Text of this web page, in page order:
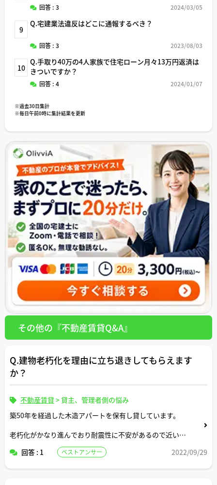
回答 : 3 2024/03/05
9
Q.宅建業法違反はどこに通報するべき？
回答 : 3 2023/08/03
10
Q.手取り40万の4人家族で住宅ローン月々13万円返済は
きついですか？
回答 : 4 2024/01/07
※過去30日集計
※毎日午前0時に集計結果を更新
その他の『不動産賃貸Q&A』
Q.建物老朽化を理由に立ち退きしてもらえます
か？
不動産賃貸 >貸主、管理者側の悩み
築50年を経過した木造アパートを保有し貸しています。
老朽化がかなり進んでおり耐震性に不安があるので近いう
回答 : 1 ベストアンサー 2022/09/29